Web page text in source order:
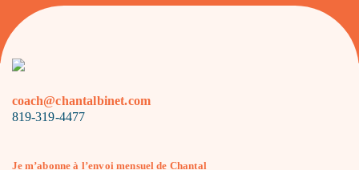
coach@chantalbinet.com
819-319-4477
Je m’abonne à l’envoi mensuel de Chantal